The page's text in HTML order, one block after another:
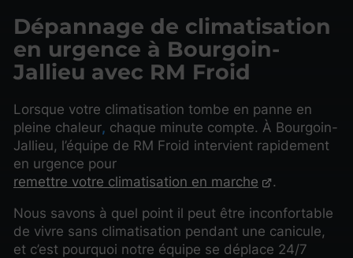
Dépannage de climatisation
en urgence à Bourgoin-
Jallieu avec RM Froid
Lorsque votre climatisation tombe en panne en
pleine chaleur, chaque minute compte. À Bourgoin-
Jallieu, l’équipe de RM Froid intervient rapidement
en urgence pour
remettre votre climatisation en marche
.
Nous savons à quel point il peut être inconfortable
de vivre sans climatisation pendant une canicule,
et c’est pourquoi notre équipe se déplace 24/7